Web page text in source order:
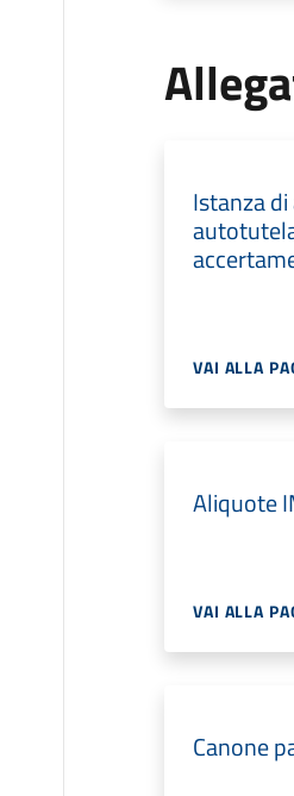
Istanza
VAI ALLA
Aliquote
VAI ALLA
Canone